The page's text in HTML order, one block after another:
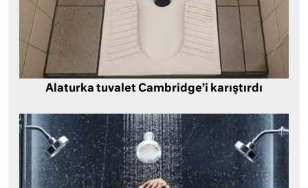
Alaturka tuvalet Cambridge’i karıştırdı